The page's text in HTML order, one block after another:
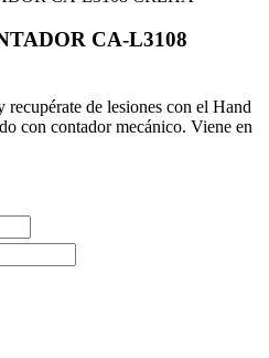
CA-L3108
de lesiones con el Hand
con contador mecánico. Viene en